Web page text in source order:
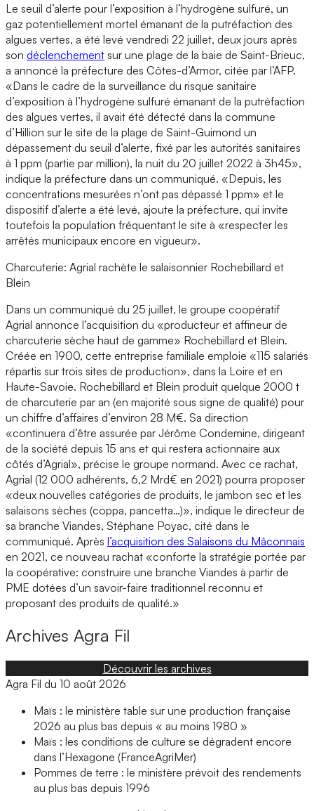
Le seuil d’alerte pour l’exposition à l’hydrogène sulfuré, un
gaz potentiellement mortel émanant de la putréfaction des
algues vertes, a été levé vendredi 22 juillet, deux jours après
son déclenchement sur une plage de la baie de Saint-Brieuc,
a annoncé la préfecture des Côtes-d’Armor, citée par l’AFP.
«Dans le cadre de la surveillance du risque sanitaire
d’exposition à l’hydrogène sulfuré émanant de la putréfaction
des algues vertes, il avait été détecté dans la commune
d’Hillion sur le site de la plage de Saint-Guimond un
dépassement du seuil d’alerte, fixé par les autorités sanitaires
à 1 ppm (partie par million), la nuit du 20 juillet 2022 à 3h45»,
indique la préfecture dans un communiqué. «Depuis, les
concentrations mesurées n’ont pas dépassé 1 ppm» et le
dispositif d’alerte a été levé, ajoute la préfecture, qui invite
toutefois la population fréquentant le site à «respecter les
arrêtés municipaux encore en vigueur».
Charcuterie: Agrial rachète le salaisonnier Rochebillard et
Blein
Dans un communiqué du 25 juillet, le groupe coopératif
Agrial annonce l’acquisition du «producteur et affineur de
charcuterie sèche haut de gamme» Rochebillard et Blein.
Créée en 1900, cette entreprise familiale emploie «115 salariés
répartis sur trois sites de production», dans la Loire et en
Haute-Savoie. Rochebillard et Blein produit quelque 2000 t
de charcuterie par an (en majorité sous signe de qualité) pour
un chiffre d’affaires d’environ 28 M€. Sa direction
«continuera d’être assurée par Jérôme Condemine, dirigeant
de la société depuis 15 ans et qui restera actionnaire aux
côtés d’Agrial», précise le groupe normand. Avec ce rachat,
Agrial (12 000 adhérents, 6,2 Mrd€ en 2021) pourra proposer
«deux nouvelles catégories de produits, le jambon sec et les
salaisons sèches (coppa, pancetta…)», indique le directeur de
sa branche Viandes, Stéphane Poyac, cité dans le
communiqué. Après l’acquisition des Salaisons du Mâconnais
en 2021, ce nouveau rachat «conforte la stratégie portée par
la coopérative: construire une branche Viandes à partir de
PME dotées d’un savoir-faire traditionnel reconnu et
proposant des produits de qualité.»
Archives Agra Fil
Découvrir les archives
Agra Fil du 10 août 2026
Maïs : le ministère table sur une production française
2026 au plus bas depuis « au moins 1980 »
Maïs : les conditions de culture se dégradent encore
dans l’Hexagone (FranceAgriMer)
Pommes de terre : le ministère prévoit des rendements
au plus bas depuis 1996